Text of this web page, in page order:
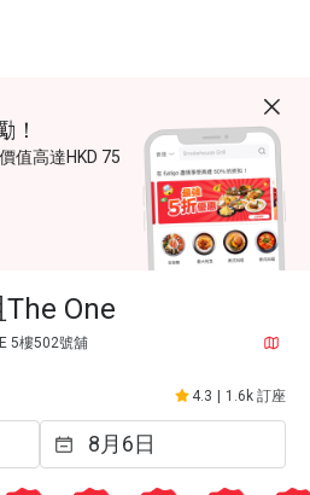
！
值高達HKD 75
One
5樓502號舖
4.3 1.6k 訂座